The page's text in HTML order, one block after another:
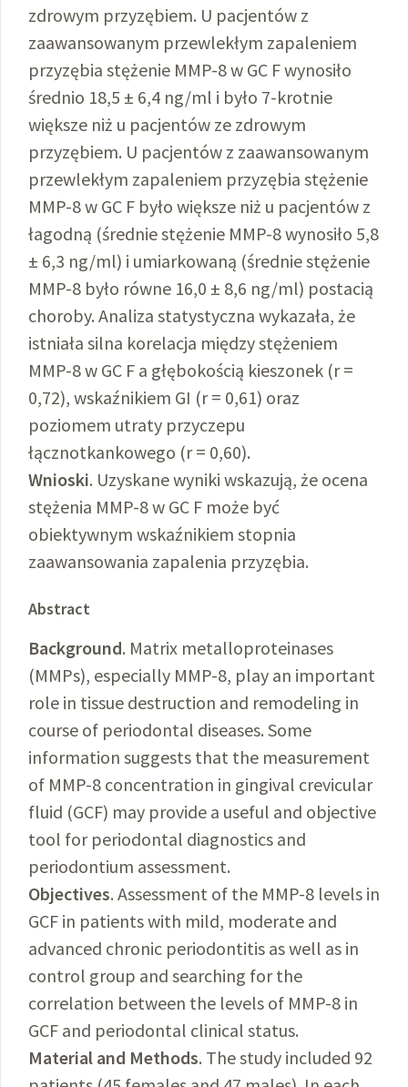
zdrowym przyzębiem. U pacjentów z
zaawansowanym przewlekłym zapaleniem
przyzębia stężenie MMP-8 w GC F wynosiło
średnio 18,5 ± 6,4 ng/ml i było 7-krotnie
większe niż u pacjentów ze zdrowym
przyzębiem. U pacjentów z zaawansowanym
przewlekłym zapaleniem przyzębia stężenie
MMP-8 w GC F było większe niż u pacjentów z
łagodną (średnie stężenie MMP-8 wynosiło 5,8
± 6,3 ng/ml) i umiarkowaną (średnie stężenie
MMP-8 było równe 16,0 ± 8,6 ng/ml) postacią
choroby. Analiza statystyczna wykazała, że
istniała silna korelacja między stężeniem
MMP-8 w GC F a głębokością kieszonek (r =
0,72), wskaźnikiem GI (r = 0,61) oraz
poziomem utraty przyczepu
łącznotkankowego (r = 0,60).
Wnioski. Uzyskane wyniki wskazują, że ocena
stężenia MMP-8 w GC F może być
obiektywnym wskaźnikiem stopnia
zaawansowania zapalenia przyzębia.
Abstract
Background. Matrix metalloproteinases
(MMPs), especially MMP-8, play an important
role in tissue destruction and remodeling in
course of periodontal diseases. Some
information suggests that the measurement
of MMP-8 concentration in gingival crevicular
fluid (GCF) may provide a useful and objective
tool for periodontal diagnostics and
periodontium assessment.
Objectives. Assessment of the MMP-8 levels in
GCF in patients with mild, moderate and
advanced chronic periodontitis as well as in
control group and searching for the
correlation between the levels of MMP-8 in
GCF and periodontal clinical status.
Material and Methods. The study included 92